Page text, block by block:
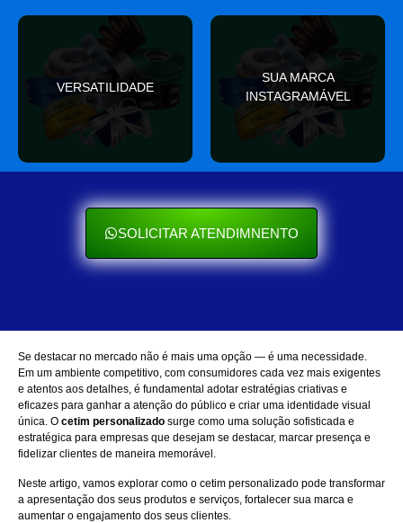
VERSATILIDADE
Se encaixa em qualquer
ocasião e sempre agrega
valor
SUA MARCA
INSTAGRAMÁVEL
Seu cliente ama mostrar
nas redes sociais
SOLICITAR ATENDIMNENTO
Se destacar no mercado não é mais uma opção — é uma necessidade.
Em um ambiente competitivo, com consumidores cada vez mais exigentes
e atentos aos detalhes, é fundamental adotar estratégias criativas e
eficazes para ganhar a atenção do público e criar uma identidade visual
única. O cetim personalizado surge como uma solução sofisticada e
estratégica para empresas que desejam se destacar, marcar presença e
fidelizar clientes de maneira memorável.
Neste artigo, vamos explorar como o cetim personalizado pode transformar
a apresentação dos seus produtos e serviços, fortalecer sua marca e
aumentar o engajamento dos seus clientes.